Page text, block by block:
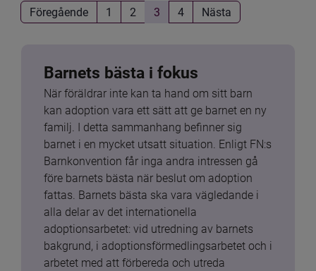
Föregående 1 2 3 4 Nästa
Barnets bästa i fokus
När föräldrar inte kan ta hand om sitt barn
kan adoption vara ett sätt att ge barnet en ny
familj. I detta sammanhang befinner sig
barnet i en mycket utsatt situation. Enligt FN:s
Barnkonvention får inga andra intressen gå
före barnets bästa när beslut om adoption
fattas. Barnets bästa ska vara vägledande i
alla delar av det internationella
adoptionsarbetet: vid utredning av barnets
bakgrund, i adoptionsförmedlingsarbetet och i
arbetet med att förbereda och utreda